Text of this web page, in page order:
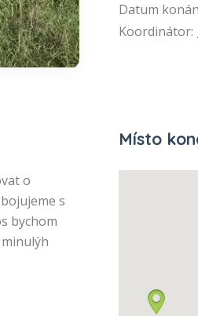
Datum
Koordinátor:
o
s
bychom
Místo